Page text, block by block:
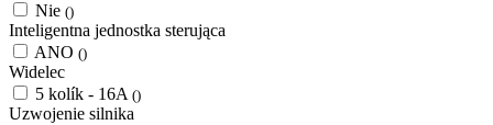
Nie ()
Inteligentna jednostka sterująca
ANO ()
Widelec
5 kolík - 16A ()
Uzwojenie silnika